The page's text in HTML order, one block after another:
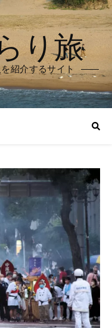
り旅
紹介するサイト